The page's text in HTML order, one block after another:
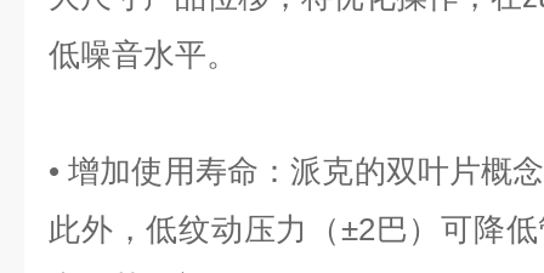
低噪音水平。
• 增加使用寿命：派克的双叶片概
此外，低纹动压力（±2巴）可降